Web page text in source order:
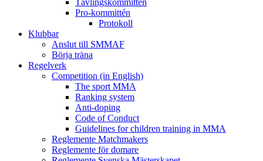
Tävlingskommittén
Pro-kommittén
Protokoll
Klubbar
Anslut till SMMAF
Börja träna
Regelverk
Competition (in English)
The sport MMA
Ranking system
Anti-doping
Code of Conduct
Guidelines for children training in MMA
Reglemente Matchmakers
Reglemente för domare